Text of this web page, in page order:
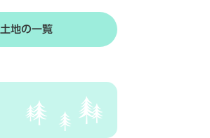
土地の一覧